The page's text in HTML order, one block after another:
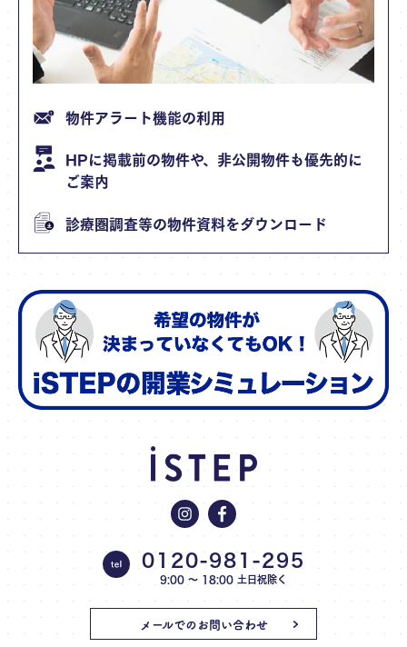
物件アラート機能の利用
HPに掲載前の物件や、非公開物件も優先的に
ご案内
診療圏調査等の物件資料をダウンロード
0120-981-295
9:00 〜 18:00 土日祝除く
メールでのお問い合わせ